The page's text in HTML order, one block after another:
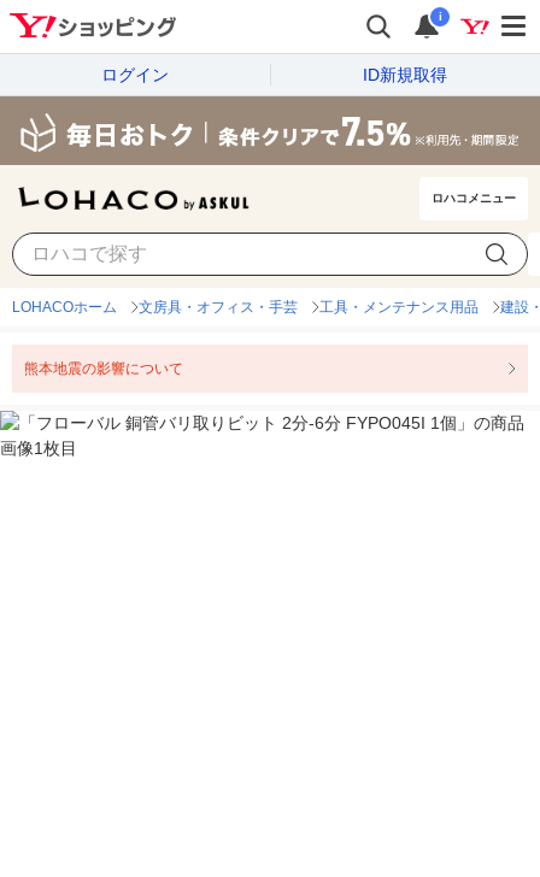
i
ログイン ID新規取得
ロハコメニュー
LOHACOホーム 文房具・オフィス・手芸 工具・メンテナンス用品 建設
熊本地震の影響について